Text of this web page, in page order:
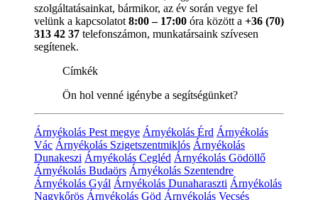
szolgáltatásainkat, bármikor, az év során vegye fel
velünk a kapcsolatot 8:00 – 17:00 óra között a +36 (70)
313 42 37 telefonszámon, munkatársaink szívesen
segítenek.
Címkék
Ön hol venné igénybe a segítségünket?
Árnyékolás Pest megye Árnyékolás Érd Árnyékolás
Vác Árnyékolás Szigetszentmiklós Árnyékolás
Dunakeszi Árnyékolás Cegléd Árnyékolás Gödöllő
Árnyékolás Budaörs Árnyékolás Szentendre
Árnyékolás Gyál Árnyékolás Dunaharaszti Árnyékolás
Nagykőrös Árnyékolás Göd Árnyékolás Vecsés